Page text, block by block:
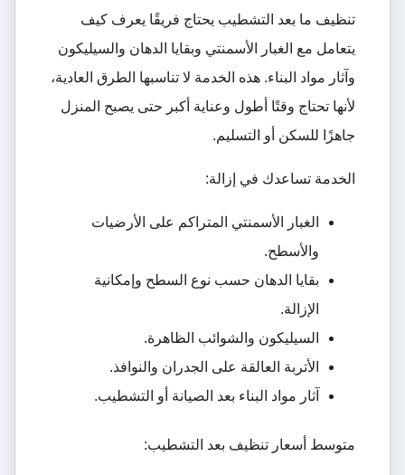
تنظيف ما بعد التشطيب يحتاج فريقًا يعرف كيف
يتعامل مع الغبار الأسمنتي وبقايا الدهان والسيليكون
وآثار مواد البناء. هذه الخدمة لا تناسبها الطرق العادية،
لأنها تحتاج وقتًا أطول وعناية أكبر حتى يصبح المنزل
جاهزًا للسكن أو التسليم.
الخدمة تساعدك في إزالة:
الغبار الأسمنتي المتراكم على الأرضيات
والأسطح.
بقايا الدهان حسب نوع السطح وإمكانية
الإزالة.
السيليكون والشوائب الظاهرة.
الأتربة العالقة على الجدران والنوافذ.
آثار مواد البناء بعد الصيانة أو التشطيب.
متوسط أسعار تنظيف بعد التشطيب: